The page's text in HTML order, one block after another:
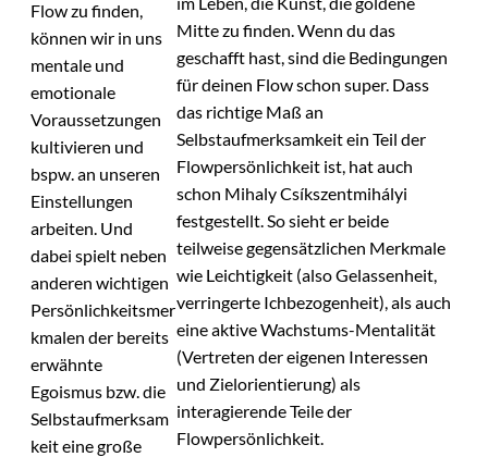
Flow zu finden,
können wir in uns
mentale und
emotionale
Voraussetzungen
kultivieren und
bspw. an unseren
Einstellungen
arbeiten. Und
dabei spielt neben
anderen wichtigen
Persönlichkeitsmer
kmalen der bereits
erwähnte
Egoismus bzw. die
Selbstaufmerksam
keit eine große
Mitte zu finden. Wenn du das
geschafft hast, sind die Bedingungen
für deinen Flow schon super. Dass
das richtige Maß an
Selbstaufmerksamkeit ein Teil der
Flowpersönlichkeit ist, hat auch
schon Mihaly Csíkszentmihályi
festgestellt. So sieht er beide
teilweise gegensätzlichen Merkmale
wie Leichtigkeit (also Gelassenheit,
verringerte Ichbezogenheit), als auch
eine aktive Wachstums-Mentalität
(Vertreten der eigenen Interessen
und Zielorientierung) als
interagierende Teile der
Flowpersönlichkeit.